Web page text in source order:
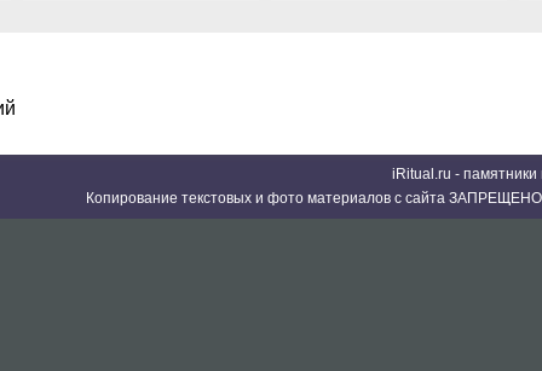
iRitual.ru -
Копирование текстовых и фото материалов с сайта